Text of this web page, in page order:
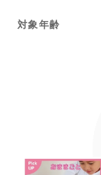
対象年齢